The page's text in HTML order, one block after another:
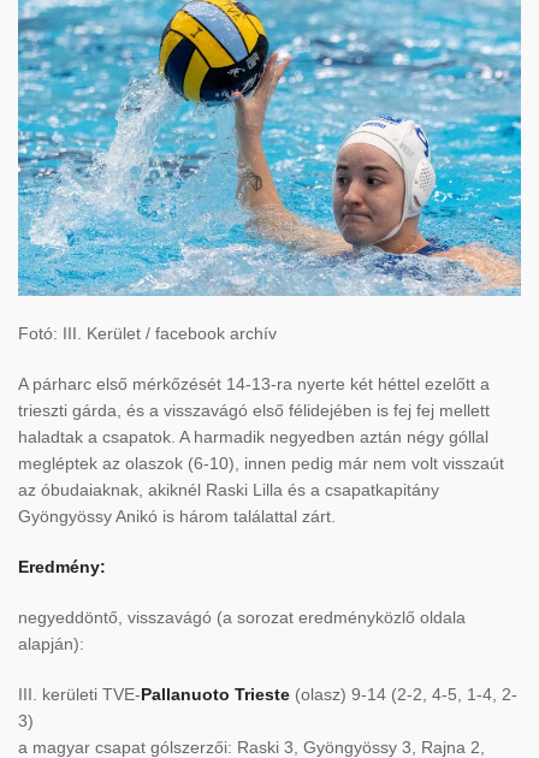
Fotó: III. Kerület / facebook archív
A párharc első mérkőzését 14-13-ra nyerte két héttel ezelőtt a
trieszti gárda, és a visszavágó első félidejében is fej fej mellett
haladtak a csapatok. A harmadik negyedben aztán négy góllal
megléptek az olaszok (6-10), innen pedig már nem volt visszaút
az óbudaiaknak, akiknél Raski Lilla és a csapatkapitány
Gyöngyössy Anikó is három találattal zárt.
Eredmény:
negyeddöntő, visszavágó (a sorozat eredményközlő oldala
alapján):
III. kerületi TVE-Pallanuoto Trieste (olasz) 9-14 (2-2, 4-5, 1-4, 2-
3)
a magyar csapat gólszerzői: Raski 3, Gyöngyössy 3, Rajna 2,